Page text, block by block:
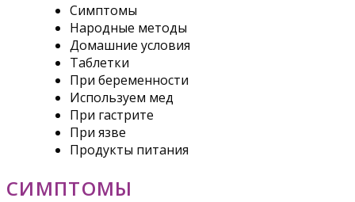
Симптомы
Народные методы
Домашние условия
Таблетки
При беременности
Используем мед
При гастрите
При язве
Продукты питания
СИМПТОМЫ